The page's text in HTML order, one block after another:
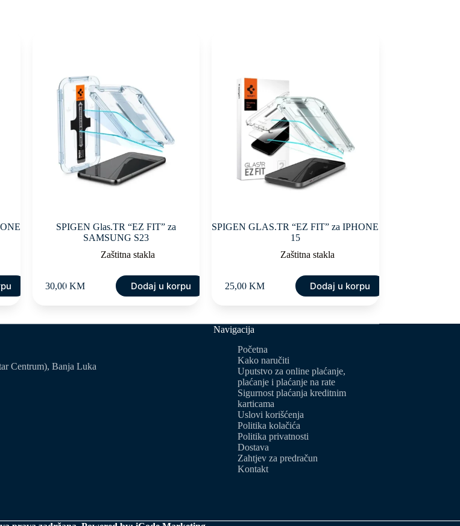
SPIGEN Glas.TR “EZ FIT” za
SAMSUNG S23
Zaštitna stakla
30,00KM Dodaj u korpu
SPIGEN GLAS.TR “EZ FIT” za IPHONE
15
Zaštitna stakla
25,00 KM Dodaj u korpu
Centrum), Banja Luka
Navigacija
Početna
Kako naručiti
Uputstvo za online plaćanje,
plaćanje i plaćanje na rate
Sigurnost plaćanja kreditnim
karticama
Uslovi korišćenja
Politika kolačića
Politika privatnosti
Dostava
Zahtjev za predračun
Kontakt